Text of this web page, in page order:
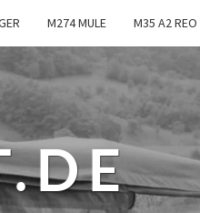
M274 MULE M35 A2 REO